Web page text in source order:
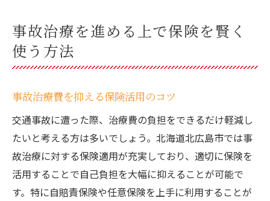
事故治療を進める上で保険を賢く
使う方法
事故治療費を抑える保険活用のコツ
交通事故に遭った際、治療費の負担をできるだけ軽減し
たいと考える方は多いでしょう。北海道北広島市では事
故治療に対する保険適用が充実しており、適切に保険を
活用することで自己負担を大幅に抑えることが可能で
す。特に自賠責保険や任意保険を上手に利用することが